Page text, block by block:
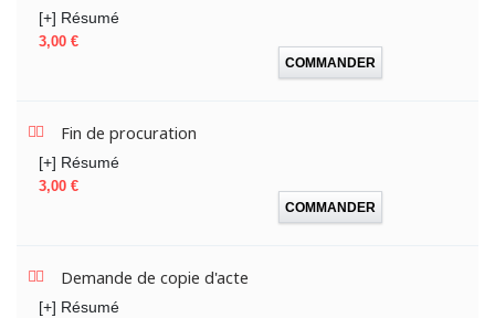
[+] Résumé
Prix
3,00 €
COMMANDER
Fin de procuration
[+] Résumé
Prix
3,00 €
COMMANDER
Demande de copie d'acte
[+] Résumé